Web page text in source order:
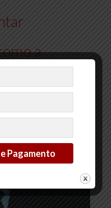
a
funcionários é uma
0